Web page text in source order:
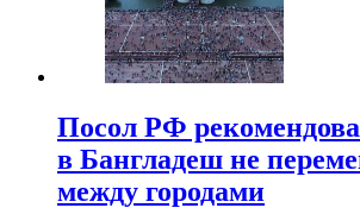
Посол РФ
в Бангладеш не
между городами